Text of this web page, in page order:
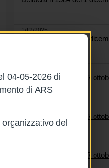
04-05-2026 di
di ARS
del
1/12/2025
Delibera n.1627 del 1
Delibera n.1558 del 27
Delibera n.1561 del 27
Delibera n.1564 del 27